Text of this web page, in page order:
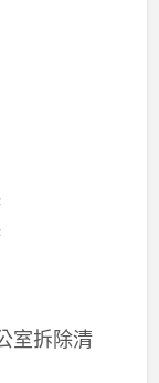
室拆除清